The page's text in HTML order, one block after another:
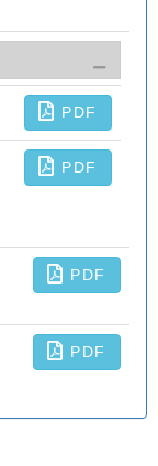
PDF
PDF
PDF
PDF